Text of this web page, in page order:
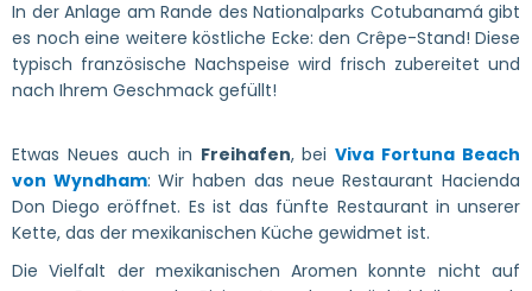
In der Anlage am Rande des Nationalparks Cotubanamá gibt
es noch eine weitere köstliche Ecke: den Crêpe-Stand! Diese
typisch französische Nachspeise wird frisch zubereitet und
nach Ihrem Geschmack gefüllt!
Etwas Neues auch in Freihafen, beiViva Fortuna Beach
von Wyndham: Wir haben das neue Restaurant Hacienda
Don Diego eröffnet. Es ist das fünfte Restaurant in unserer
Kette, das der mexikanischen Küche gewidmet ist.
Die Vielfalt der mexikanischen Aromen konnte nicht auf